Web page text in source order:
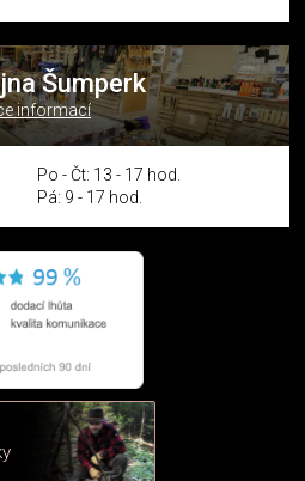
Šumperk
informací
Po - Čt: 13 - 17 hod.
Pá: 9 - 17 hod.